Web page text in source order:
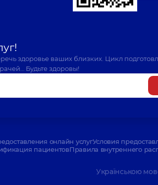
здоровье ваших близких. Цикл
Будьте здоровы!
онлайн услугУсловия
пациентовПравила внутреннего
Українською